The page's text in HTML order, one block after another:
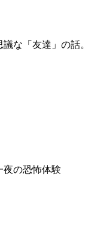
な「友達」の話。
夜の恐怖体験